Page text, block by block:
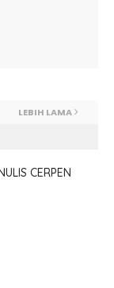
LEBIH LAMA
CERPEN